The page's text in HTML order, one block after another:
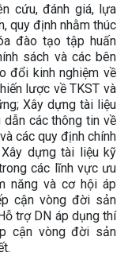
cứu, đánh giá, lựa
quy định nhằm thúc
đào tạo tập huấn
sách và các bên
đổi kinh nghiệm về
lược về TKST và
Xây dựng tài liệu
các thông tin về
các quy định chính
dựng tài liệu kỹ
các lĩnh vực ưu
năng và cơ hội áp
cận vòng đời sản
trợ DN áp dụng thí
cận vòng đời sản